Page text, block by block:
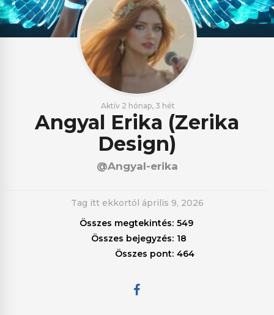
Aktív 2 hónap, 3 hét
Angyal Erika (Zerika
Design)
@angyal-erika
Tag itt ekkortól április 9, 2026
Összes megtekintés: 549
Összes bejegyzés: 18
Összes pont: 464